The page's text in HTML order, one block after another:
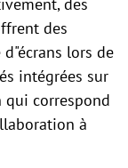
des
lors de
intégrées sur
qui correspond
à